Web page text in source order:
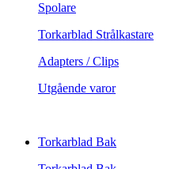
Spolare
Torkarblad Strålkastare
Adapters / Clips
Utgående varor
Torkarblad Bak